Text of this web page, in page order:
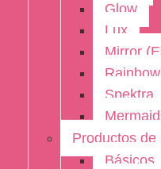
Glow
Lux
Mirror
Rainbow
Spektra
Productos de
Básicos